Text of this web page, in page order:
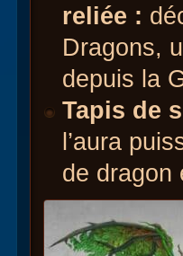
reliée :
Dragons,
depuis la
Tapis de
l’aura
de dragon